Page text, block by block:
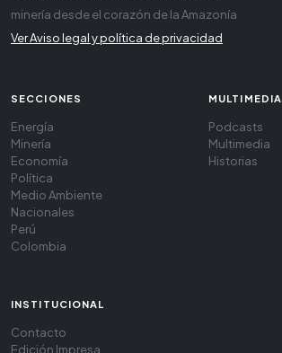
minería desde el corazón de la Amazonía
Ver Aviso legal y política de privacidad
SECCIONES
Energía
Minería
Economía
Política
Medio Ambiente
Nacionales
Perú
Colombia
MULTIMEDIA
Podcasts
Multimedia
Historias
INSTITUCIONAL
Contacto
Edición Impresa